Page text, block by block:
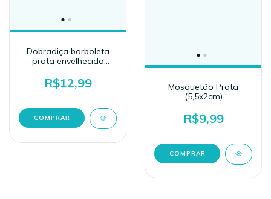
Dobradiça borboleta
prata envelhecido
R$12,99
Mosquetão Prata
(5,5x2cm)
R$9,99